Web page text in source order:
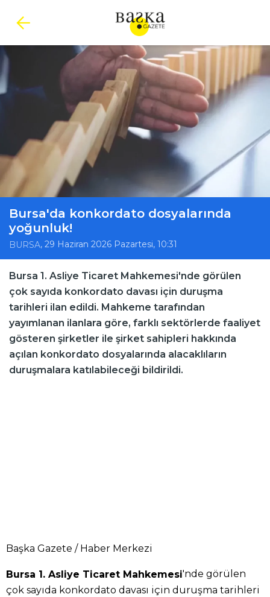
Bursa'da konkordato dosyalarında
yoğunluk!
BURSA, 29 Haziran 2026 Pazartesi, 10:31
Bursa 1. Asliye Ticaret Mahkemesi'nde görülen
çok sayıda konkordato davası için duruşma
tarihleri ilan edildi. Mahkeme tarafından
yayımlanan ilanlara göre, farklı sektörlerde faaliyet
gösteren şirketler ile şirket sahipleri hakkında
açılan konkordato dosyalarında alacaklıların
duruşmalara katılabileceği bildirildi.
Başka Gazete / Haber Merkezi
Bursa 1. Asliye Ticaret Mahkemesi'nde görülen
çok sayıda konkordato davası için duruşma tarihleri